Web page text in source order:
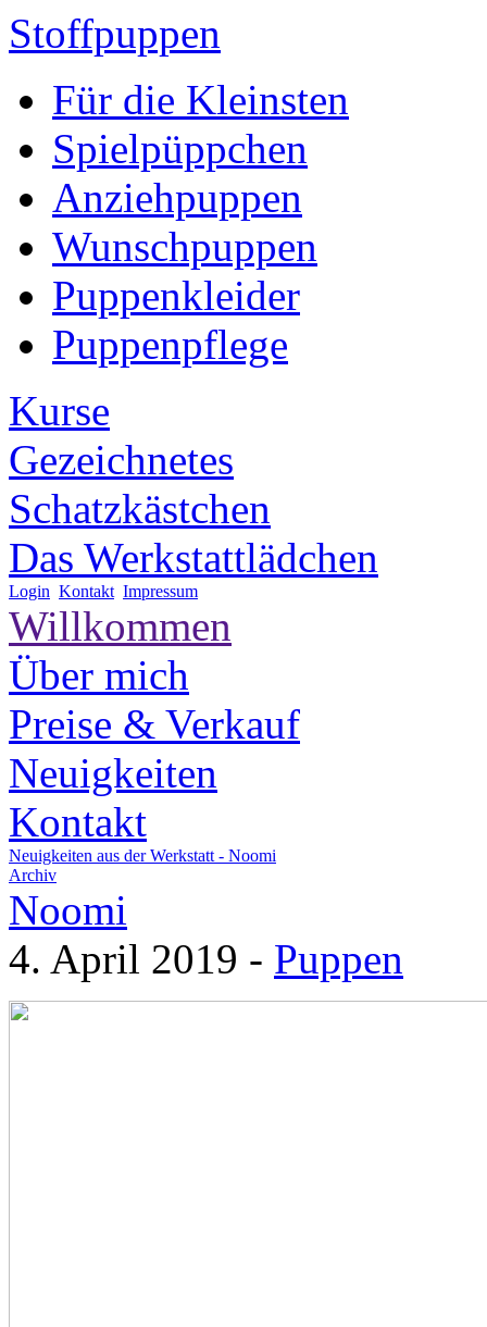
Stoffpuppen
Für die Kleinsten
Spielpüppchen
Anziehpuppen
Wunschpuppen
Puppenkleider
Puppenpflege
Kurse
Gezeichnetes
Schatzkästchen
Das Werkstattlädchen
Login Kontakt Impressum
Willkommen
Über mich
Preise & Verkauf
Neuigkeiten
Kontakt
Neuigkeiten aus der Werkstatt - Noomi
Archiv
Noomi
4. April 2019 - Puppen